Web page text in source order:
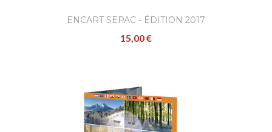
ENCART SEPAC - ÉDITION 2017
15,00 €